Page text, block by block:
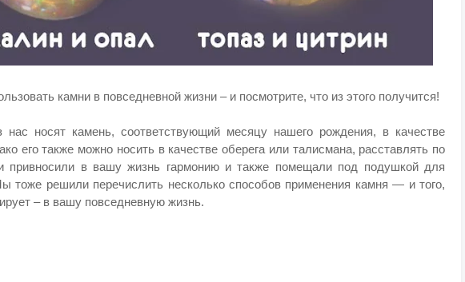
камни в повседневной жизни – и посмотрите, что из этого получится!
нас носят камень, соответствующий месяцу нашего рождения, в качестве
его также можно носить в качестве оберега или талисмана, расставлять по
привносили в вашу жизнь гармонию и также помещали под подушкой для
тоже решили перечислить несколько способов применения камня — и того,
– в вашу повседневную жизнь.